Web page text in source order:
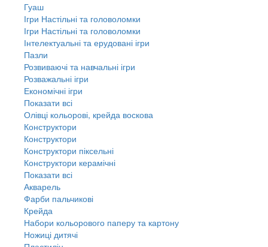
Гуаш
Ігри Настільні та головоломки
Ігри Настільні та головоломки
Інтелектуальні та ерудовані ігри
Пазли
Розвиваючі та навчальні ігри
Розважальні ігри
Економічні ігри
Показати всі
Олівці кольорові, крейда воскова
Конструктори
Конструктори
Конструктори піксельні
Конструктори керамічні
Показати всі
Акварель
Фарби пальчикові
Крейда
Набори кольорового паперу та картону
Ножиці дитячі